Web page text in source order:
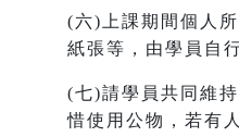
(六)上課期間個人
紙張等，由學員自
(七)請學員共同維
惜使用公物，若有